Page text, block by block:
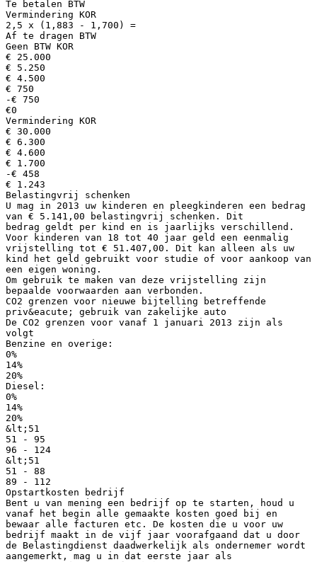
Te betalen BTW
Vermindering KOR
2,5 x (1,883 - 1,700) =
Af te dragen BTW
Geen BTW KOR
€ 25.000
€ 5.250
€ 4.500
€ 750
-€ 750
€0
Vermindering KOR
€ 30.000
€ 6.300
€ 4.600
€ 1.700
-€ 458
€ 1.243
Belastingvrij schenken
U mag in 2013 uw kinderen en pleegkinderen een bedrag
van € 5.141,00 belastingvrij schenken. Dit
bedrag geldt per kind en is jaarlijks verschillend.
Voor kinderen van 18 tot 40 jaar geld een eenmalig
vrijstelling tot € 51.407,00. Dit kan alleen als uw
kind het geld gebruikt voor studie of voor aankoop van
een eigen woning.
Om gebruik te maken van deze vrijstelling zijn
bepaalde voorwaarden aan verbonden.
CO2 grenzen voor nieuwe bijtelling betreffende
priv&eacute; gebruik van zakelijke auto
De CO2 grenzen voor vanaf 1 januari 2013 zijn als
volgt
Benzine en overige:
0%
14%
20%
Diesel:
0%
14%
20%
&lt;51
51 - 95
96 - 124
&lt;51
51 - 88
89 - 112
Opstartkosten bedrijf
Bent u van mening een bedrijf op te starten, houd u
vanaf het begin alle gemaakte kosten goed bij en
bewaar alle facturen etc. De kosten die u voor uw
bedrijf maakt in de vijf jaar voorafgaand dat u door
de Belastingdienst daadwerkelijk als ondernemer wordt
aangemerkt, mag u in dat eerste jaar als